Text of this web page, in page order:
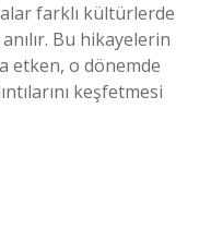
farklı kültürlerde
Bu hikayelerin
etken, o dönemde
keşfetmesi